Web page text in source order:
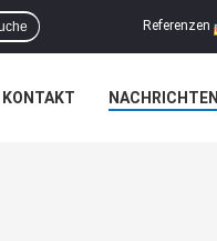
Referenzen
KONTAKT NACHRICHTEN